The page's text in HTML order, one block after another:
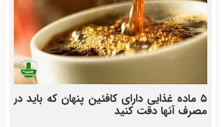
۵ ماده غذایی دارای کافئین پنهان که باید در
مصرف آنها دقت کنید